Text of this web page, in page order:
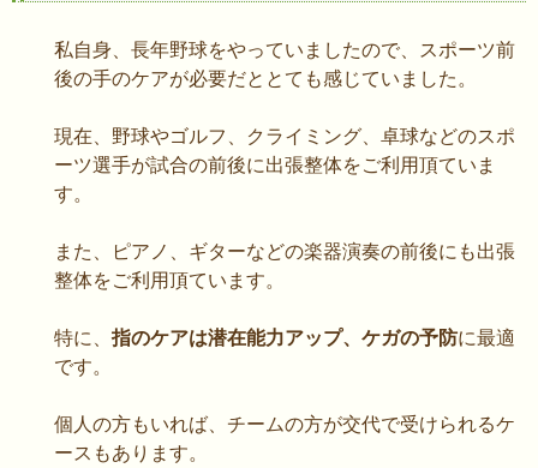
私自身、長年野球をやっていましたので、スポーツ前
後の手のケアが必要だととても感じていました。
現在、野球やゴルフ、クライミング、卓球などのスポ
ーツ選手が試合の前後に出張整体をご利用頂ていま
す。
また、ピアノ、ギターなどの楽器演奏の前後にも出張
整体をご利用頂ています。
特に、 指のケアは潜在能力アップ、ケガの予防に最適
です。
個人の方もいれば、チームの方が交代で受けられるケ
ースもあります。